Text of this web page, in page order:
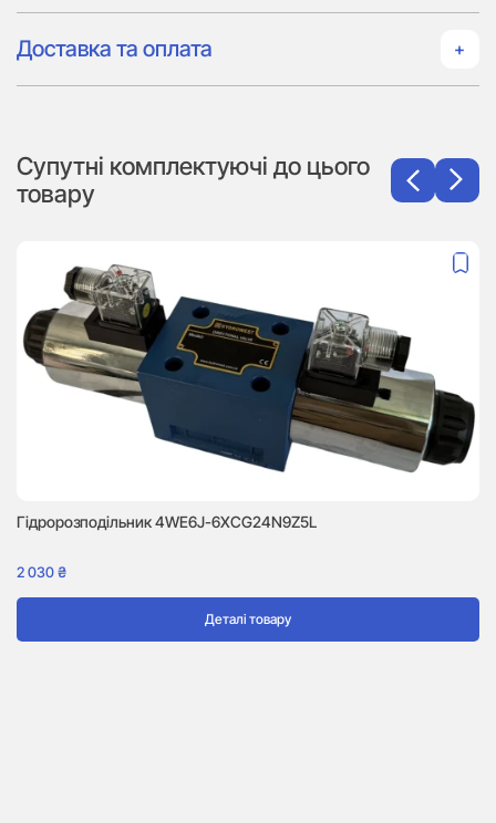
Доставка та оплата
Супутні комплектуючі до цього
товару
Гідророзподільник 4WE6J-6XCG24N9Z5L
2 030₴
Деталі товару